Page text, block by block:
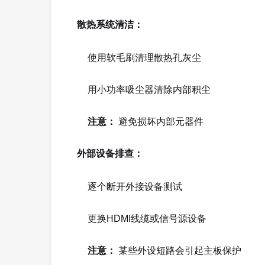
散热系统清洁：
使用软毛刷清理散热孔灰尘
用小功率吸尘器清除内部积尘
注意： 避免损坏内部元器件
外部设备排查：
逐个断开外接设备测试
更换HDMI线缆或信号源设备
注意： 某些外设短路会引起主板保护